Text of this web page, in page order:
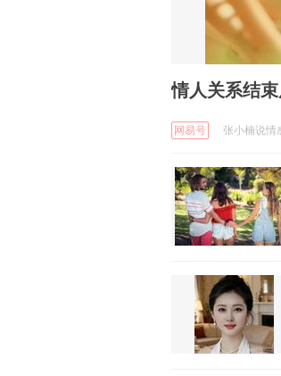
情人关系结
网易号 张小楠说情